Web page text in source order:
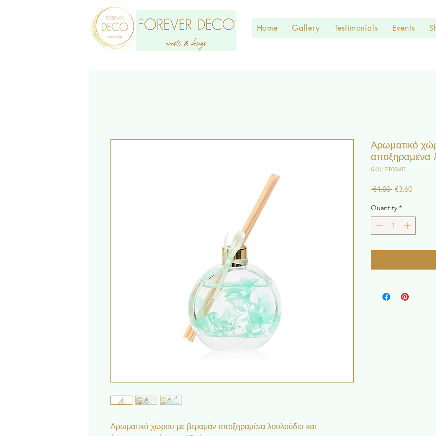
Home Gallery Testimonials Events
Αρωματικό χώρου με βεραμάν αποξηραμένα λουλούδια και
Αρωματικό
αποξηραμένα
SKU: ST00687
€4.00 Regular
€3.60Sale
Quantity *